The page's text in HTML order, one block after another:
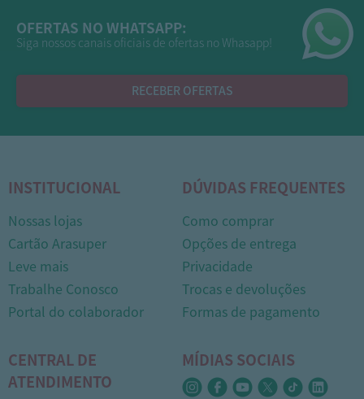
OFERTAS NO WHATSAPP:
Siga nossos canais oficiais de ofertas no Whasapp!
RECEBER OFERTAS
INSTITUCIONAL
Nossas lojas
Cartão Arasuper
Leve mais
Trabalhe Conosco
Portal do colaborador
DÚVIDAS FREQUENTES
Como comprar
Opções de entrega
Privacidade
Trocas e devoluções
Formas de pagamento
CENTRAL DE
ATENDIMENTO
MÍDIAS SOCIAIS